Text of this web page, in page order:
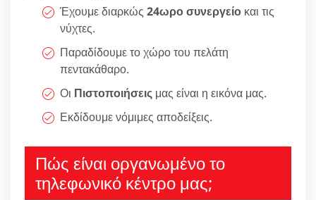
Έχουμε διαρκώς 24ωρο συνεργείο και τις
νύχτες.
Παραδίδουμε το χώρο του πελάτη
πεντακάθαρο.
Οι Πιστοποιήσεις μας είναι η εικόνα μας.
Εκδίδουμε νόμιμες αποδείξεις.
Πώς είναι οργανωμένο το
τηλεφωνικό κέντρο μας;